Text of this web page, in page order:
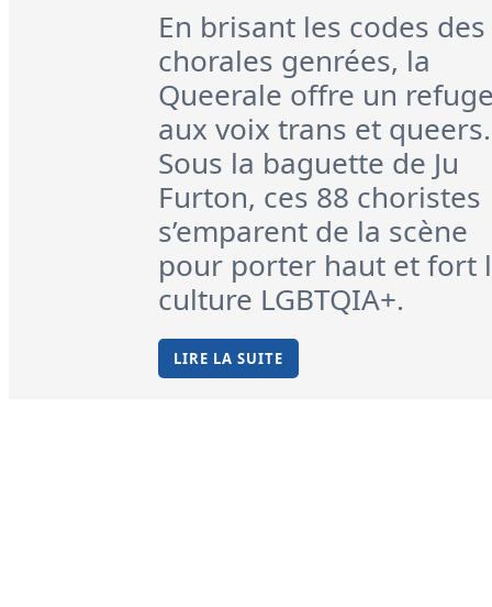
En brisant les codes des
chorales genrées, la
Queerale offre un
aux voix trans et queers.
Sous la baguette de Ju
Furton, ces 88 choristes
s’emparent de la scène
pour porter haut et fort
culture LGBTQIA+.
LIRE LA SUITE